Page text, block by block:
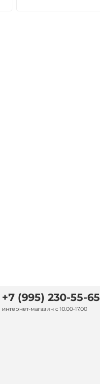
+7 (995) 230-55-65
интернет-магазин с 10.00-17.00